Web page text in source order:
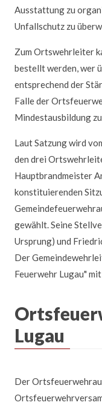
Ausstattung zu
Unfallschutz zu
Zum Ortswehrleiter
bestellt werden, wer
entsprechend der
Falle der
Mindestausbildung
Laut Satzung wird
den drei
Hauptbrandmeister
konstituierenden
gewählt. Seine
Ursprung) und
Der
Feuerwehr Lugau"
Lugau
Der